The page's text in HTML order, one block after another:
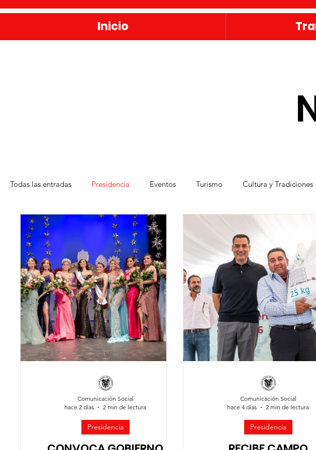
Todas las entradas Presidencia Eventos Turismo Cultura y Tradiciones
Deporte Medio Ambiente Una Obra Cada Día
Jóvenes Mujeres Servicios Públicos Seguridad Ciudadana
Presidencia
Comunicación Social
hace 2 días
2 min de lectura
Presidencia
Comunicación Social
hace 4 días
2 min de lectura
Inicio